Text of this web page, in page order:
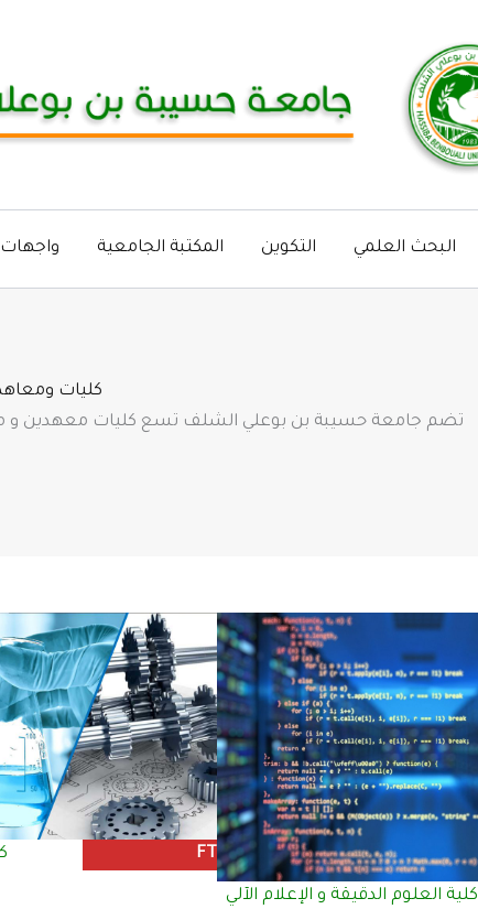
البحث العلمي التكوين المكتبة الجامعية
كليات
تضم جامعة حسيبة بن بوعلي الشلف تسع كليات معهدين و
كلية العلوم الدقيقة و الإعلام الآلي
FT